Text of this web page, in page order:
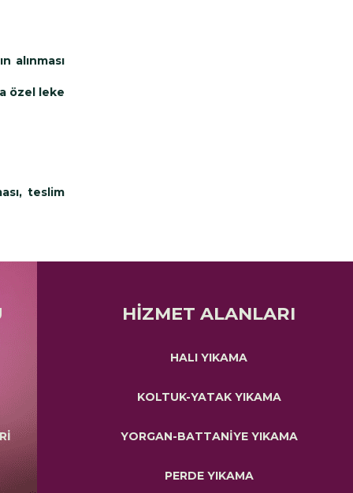
alınması
özel leke
teslim
HİZMET ALANLARI
HALI YIKAMA
KOLTUK-YATAK YIKAMA
YORGAN-BATTANİYE YIKAMA
PERDE YIKAMA